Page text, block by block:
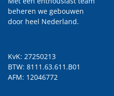
beheren we gebouwen
door heel Nederland.
KvK: 27250213
BTW: 8111.63.611.B01
AFM: 12046772